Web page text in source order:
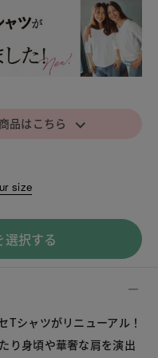
品はこちら ⌵
size
択する
Tシャツがリニューアル！
り身頃や華奢な肩を演出